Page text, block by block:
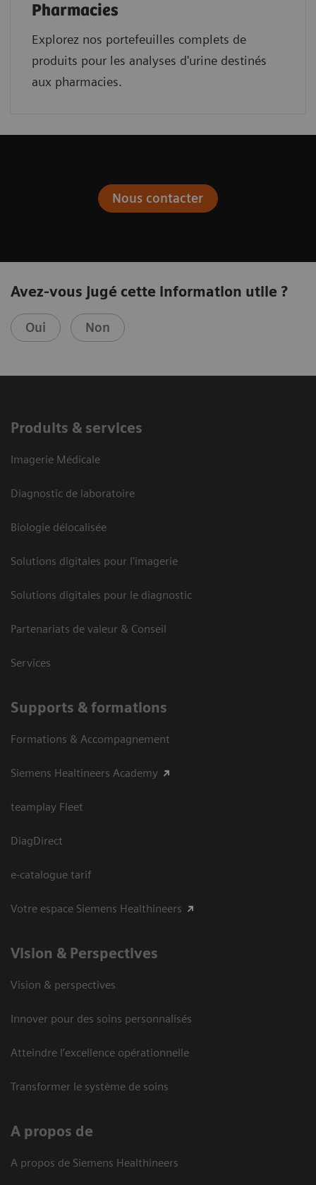
Pharmacies
Explorez nos portefeuilles complets de
produits pour les analyses d'urine destinés
aux pharmacies.
Nous contacter
Avez-vous jugé cette information utile ?
Oui Non
Produits & services
Imagerie Médicale
Diagnostic de laboratoire
Biologie délocalisée
Solutions digitales pour l'imagerie
Solutions digitales pour le diagnostic
Partenariats de valeur & Conseil
Services
Supports & formations
Formations & Accompagnement
Siemens Healtineers Academy
teamplay Fleet
DiagDirect
e-catalogue tarif
Votre espace Siemens Healthineers
Vision ​& Perspectives
Vision & perspectives
Innover pour des soins personnalisés
Atteindre l’excellence opérationnelle
Transformer le système de soins
A propos de
A propos de Siemens Healthineers